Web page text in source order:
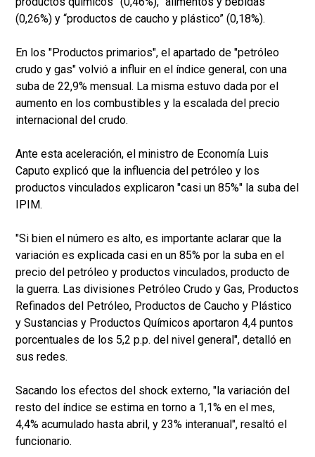
(0,26%) y “productos de caucho y plástico” (0,18%).
En los "Productos primarios", el apartado de "petróleo
crudo y gas" volvió a influir en el índice general, con una
suba de 22,9% mensual. La misma estuvo dada por el
aumento en los combustibles y la escalada del precio
internacional del crudo.
Ante esta aceleración, el ministro de Economía Luis
Caputo explicó que la influencia del petróleo y los
productos vinculados explicaron "casi un 85%" la suba del
IPIM.
"Si bien el número es alto, es importante aclarar que la
variación es explicada casi en un 85% por la suba en el
precio del petróleo y productos vinculados, producto de
la guerra. Las divisiones Petróleo Crudo y Gas, Productos
Refinados del Petróleo, Productos de Caucho y Plástico
y Sustancias y Productos Químicos aportaron 4,4 puntos
porcentuales de los 5,2 p.p. del nivel general", detalló en
sus redes.
Sacando los efectos del shock externo, "la variación del
resto del índice se estima en torno a 1,1% en el mes,
4,4% acumulado hasta abril, y 23% interanual", resaltó el
funcionario.